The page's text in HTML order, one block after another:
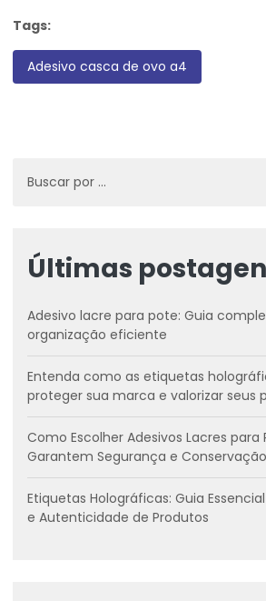
Tags:
Adesivo casca de ovo a4
Últimas
Adesivo lacre para pote: Guia
organização eficiente
Entenda como as etiquetas
proteger sua marca e valorizar seus
Como Escolher Adesivos Lacres para
Garantem Segurança e
Etiquetas Holográficas: Guia
e Autenticidade de Produtos